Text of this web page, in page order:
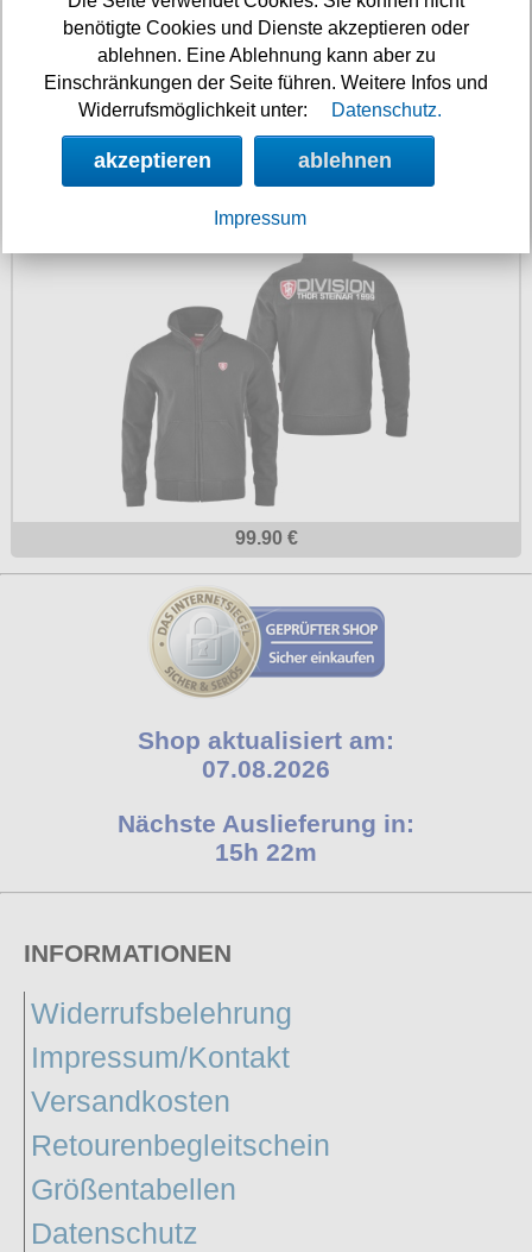
Thor Steinar Sweatjacke M4 Div.
99.90 €
Shop aktualisiert am:
07.08.2026
Nächste Auslieferung in:
15h 22m
INFORMATIONEN
Widerrufsbelehrung
Impressum/Kontakt
Versandkosten
Retourenbegleitschein
Größentabellen
Datenschutz
benötigte Cookies und Dienste akzeptieren oder
ablehnen. Eine Ablehnung kann aber zu
Einschränkungen der Seite führen. Weitere Infos und
Widerrufsmöglichkeit unter:
Datenschutz.
akzeptieren ablehnen
Impressum